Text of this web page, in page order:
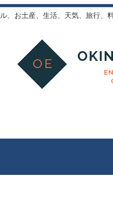
、お土産、生活、天気、旅行、